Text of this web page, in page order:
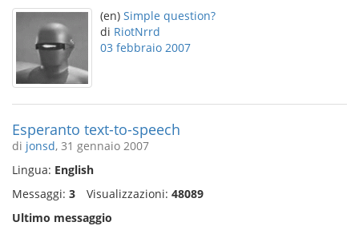
(en) Simple question?
di RiotNrrd
03 febbraio 2007
Esperanto text-to-speech
di jonsd, 31 gennaio 2007
Lingua: English
Messaggi: 3 Visualizzazioni: 48089
Ultimo messaggio